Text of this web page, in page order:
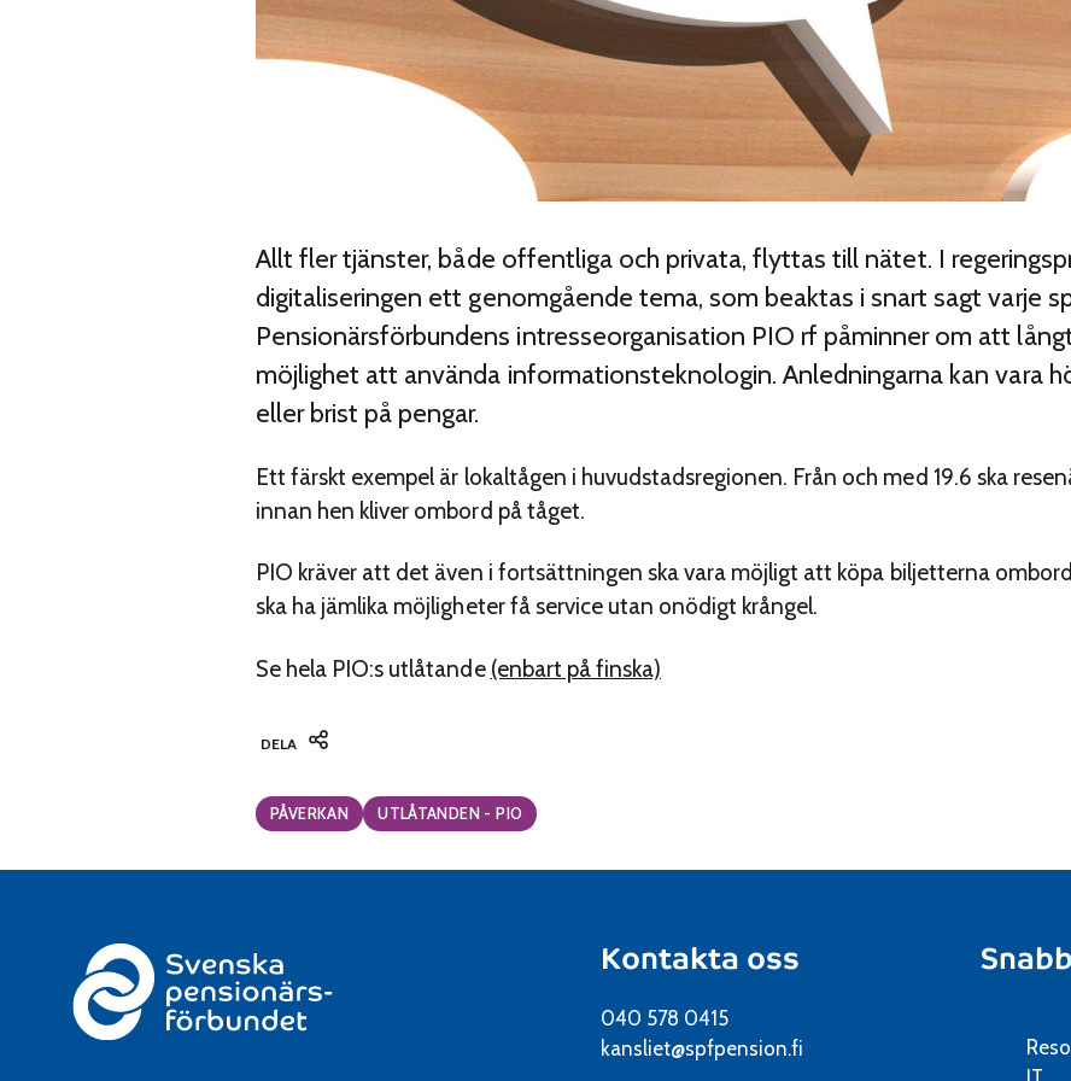
Allt fler tjänster, både offentliga och privata, flyttas till nätet. I
digitaliseringen ett genomgående tema, som beaktas i snart sagt varje
Pensionärsförbundens intresseorganisation PIO rf påminner om att
möjlighet att använda informationsteknologin. Anledningarna kan vara
eller brist på pengar.
Ett färskt exempel är lokaltågen i huvudstadsregionen. Från och med 19.6 ska
innan hen kliver ombord på tåget.
PIO kräver att det även i fortsättningen ska vara möjligt att köpa biljetterna
ska ha jämlika möjligheter få service utan onödigt krångel.
Se hela PIO:s utlåtande (enbart på finska)
DELA
PÅVERKAN UTLÅTANDEN - PIO
Kontakta oss
040 578 0415
kansliet@spfpension.fi